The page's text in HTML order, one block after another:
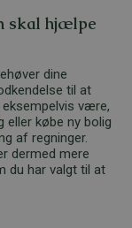
skal hjælpe
dine
til at
eksempelvis være,
eller købe ny bolig
af regninger.
dermed mere
du har valgt til at